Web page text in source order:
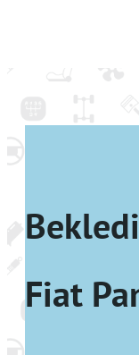
Fiat